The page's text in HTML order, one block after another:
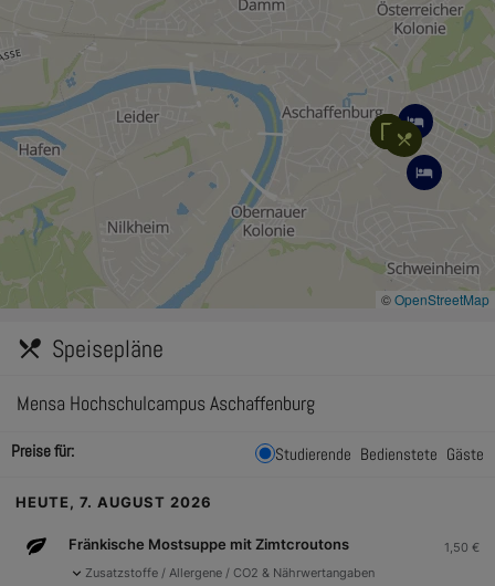
©OpenStreetMap
restaurant_menu Speisepläne
Mensa Hochschulcampus Aschaffenburg
Preise für: Studierende Bedienstete Gäste
HEUTE, 7. AUGUST 2026
Fränkische Mostsuppe mit Zimtcroutons 1,50 €
expand_more Zusatzstoffe / Allergene / CO2 & Nährwertangaben